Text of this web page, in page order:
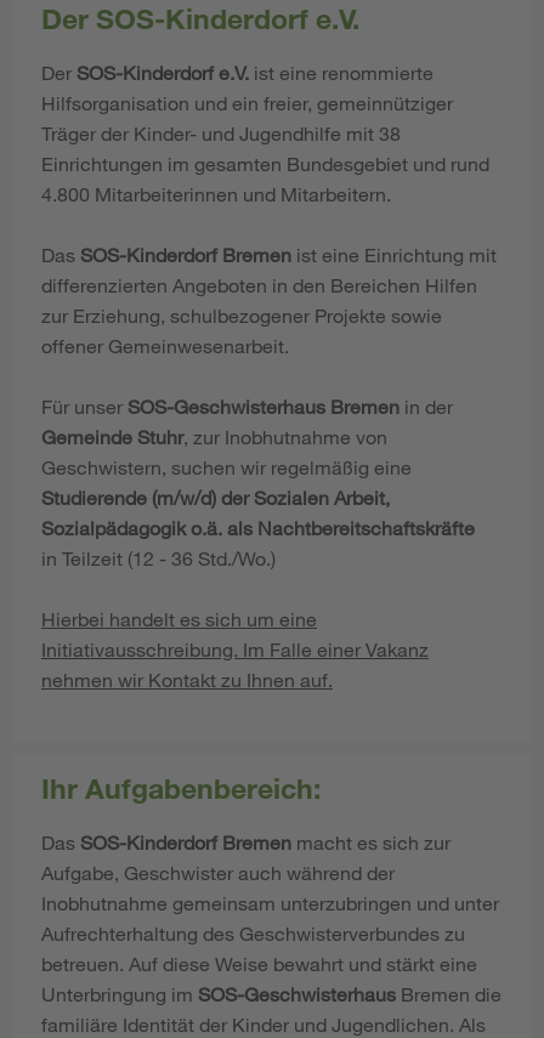
Der SOS-Kinderdorf e.V.
Der SOS-Kinderdorf e.V. ist eine renommierte
Hilfsorganisation und ein freier, gemeinnütziger
Träger der Kinder- und Jugendhilfe mit 38
Einrichtungen im gesamten Bundesgebiet und rund
4.800 Mitarbeiterinnen und Mitarbeitern.
Das SOS-Kinderdorf Bremen ist eine Einrichtung mit
differenzierten Angeboten in den Bereichen Hilfen
zur Erziehung, schulbezogener Projekte sowie
offener Gemeinwesenarbeit.
Für unser SOS-Geschwisterhaus Bremen in der
Gemeinde Stuhr, zur Inobhutnahme von
Geschwistern, suchen wir regelmäßig eine
Studierende (m/w/d) der Sozialen Arbeit,
Sozialpädagogik o.ä. als Nachtbereitschaftskräfte
in Teilzeit (12 - 36 Std./Wo.)
Hierbei handelt es sich um eine
Initiativausschreibung. Im Falle einer Vakanz
nehmen wir Kontakt zu Ihnen auf.
Ihr Aufgabenbereich:
Das SOS-Kinderdorf Bremen macht es sich zur
Aufgabe, Geschwister auch während der
Inobhutnahme gemeinsam unterzubringen und unter
Aufrechterhaltung des Geschwisterverbundes zu
betreuen. Auf diese Weise bewahrt und stärkt eine
Unterbringung im SOS-Geschwisterhaus Bremen die
familiäre Identität der Kinder und Jugendlichen. Als